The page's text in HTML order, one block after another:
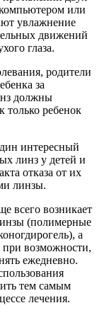
или
увлажнение
движений
глаза.
родители
за
должны
только ребенок
интересный
линз у детей и
отказа от их
линзы.
всего возникает
(полимерные
а
при возможности,
ежедневно.
тем самым
лечения.